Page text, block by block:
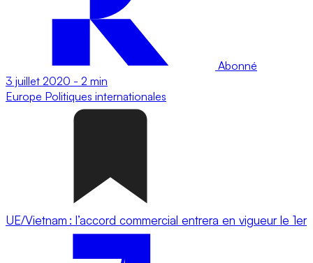
Abonné
3 juillet 2020 - 2 min
Europe Politiques internationales
UE/Vietnam : l’accord commercial entrera en vigueur le 1er